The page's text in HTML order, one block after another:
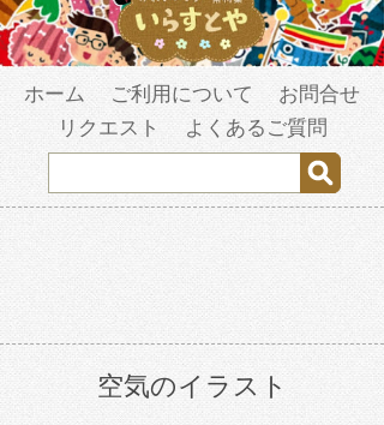
ホーム ご利用について
お問合せ
リクエスト
よくあるご質問
空気のイラスト